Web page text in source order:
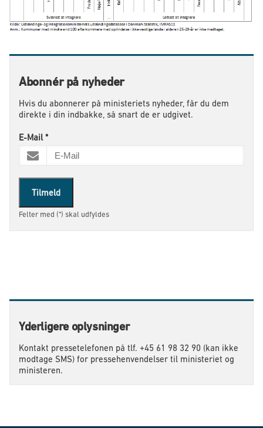
Abonnér på nyheder
Hvis du abonnerer på ministeriets nyheder, får du dem
direkte i din indbakke, så snart de er udgivet.
E-Mail*
Tilmeld
Felter med (*) skal udfyldes
Yderligere oplysninger
Kontakt pressetelefonen på tlf. +45 61 98 32 90 (kan ikke
modtage SMS) for pressehenvendelser til ministeriet og
ministeren.